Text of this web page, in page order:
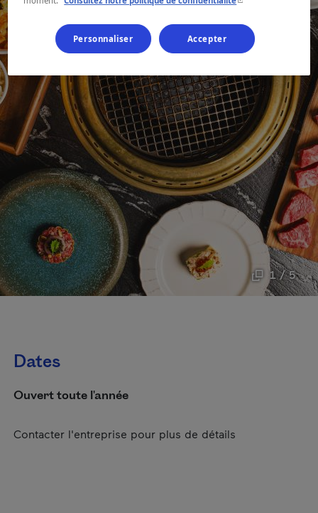
1 / 5
Dates
Ouvert toute l'année
Contacter l'entreprise pour plus de détails
Personnaliser Accepter